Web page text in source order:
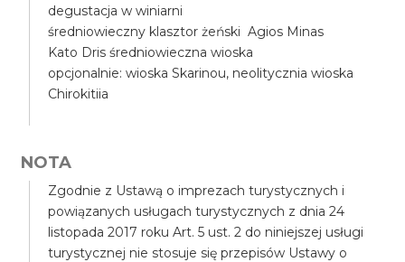
degustacja w winiarni
średniowieczny klasztor żeński Agios Minas
Kato Dris średniowieczna wioska
opcjonalnie: wioska Skarinou, neolitycznia wioska
Chirokitiia
NOTA
Zgodnie z Ustawą o imprezach turystycznych i
powiązanych usługach turystycznych z dnia 24
listopada 2017 roku Art. 5 ust. 2 do niniejszej usługi
turystycznej nie stosuje się przepisów Ustawy o